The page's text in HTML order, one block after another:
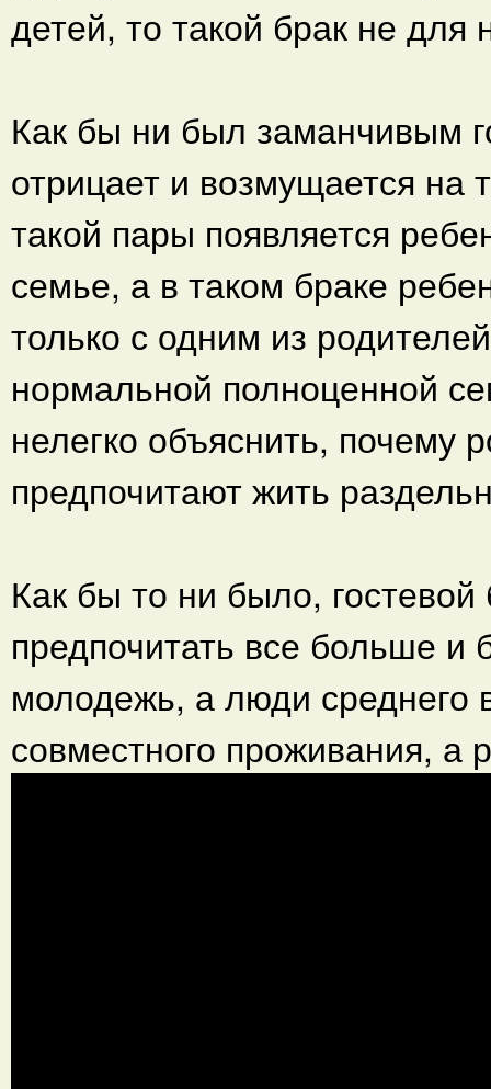
детей, то такой брак не для
Как бы ни был заманчивым
отрицает и возмущается на
такой пары появляется
семье, а в таком браке
только с одним из
нормальной полноценной
нелегко объяснить, почему
предпочитают жить
Как бы то ни было,
предпочитать все больше
молодежь, а люди среднего
совместного проживания, а